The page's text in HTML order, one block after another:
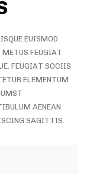
EUISMOD
METUS FEUGIAT
FEUGIAT SOCIIS
ELEMENTUM
AENEAN
SAGITTIS.